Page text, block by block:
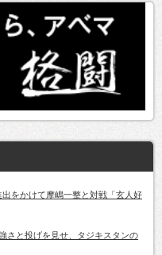
出をかけて摩嶋一整と対戦「玄人好
さと投げを見せ、タジキスタンの